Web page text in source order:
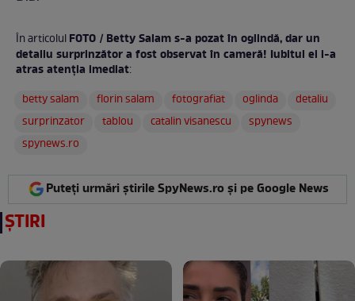
În articolulFOTO / Betty Salam s-a pozat în oglindă, dar un
detaliu surprinzător a fost observat în cameră! Iubitul ei i-a
atras atenția imediat:
betty salam
florin salam fotografiat oglinda
detaliu
surprinzator
tablou catalin visanescu
spynews
spynews.ro
Puteți urmări știrile SpyNews.ro și pe Google News
ȘTIRI